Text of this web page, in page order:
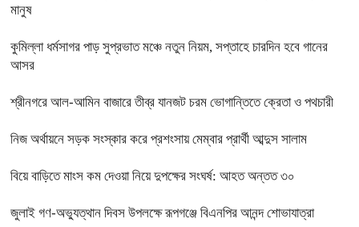
মানুষ
কুমিল্লা ধর্মসাগর পাড় সুপ্রভাত মঞ্চে নতুন নিয়ম, সপ্তাহে চারদিন হবে গানের
আসর
শ্রীনগরে আল-আমিন বাজারে তীব্র যানজট চরম ভোগান্তিতে ক্রেতা ও পথচারী
নিজ অর্থায়নে সড়ক সংস্কার করে প্রশংসায় মেম্বার প্রার্থী আব্দুস সালাম
বিয়ে বাড়িতে মাংস কম দেওয়া নিয়ে দুপক্ষের সংঘর্ষ: আহত অন্তত ৩০ ​
জুলাই গণ-অভ্যুত্থান দিবস উপলক্ষে রূপগঞ্জে বিএনপির আনন্দ শোভাযাত্রা